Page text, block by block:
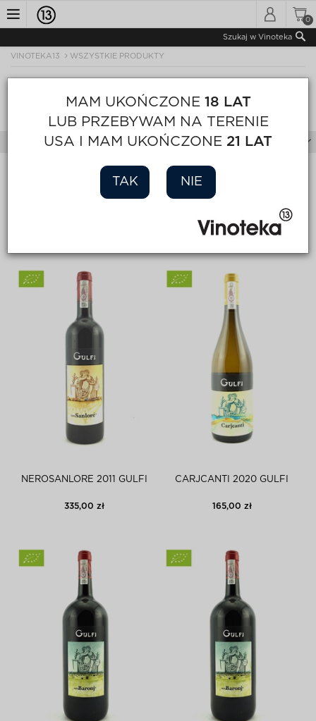
Toggle
0
Szukaj w Vinoteka
VINOTEKA13 WSZYSTKIE PRODUKTY
WSZYSTKIE PRODUKTY
Filtry
Sortuj Wyświetl Strona 1 z 1
AKTYWNE FILTRY
NEROSANLORE 2011 GULFI
335,00 zł
CARJCANTI 2020 GULFI
165,00 zł
MAM UKOŃCZONE 18 LAT
LUB PRZEBYWAM NA TERENIE
USA I MAM UKOŃCZONE 21 LAT
TAK NIE